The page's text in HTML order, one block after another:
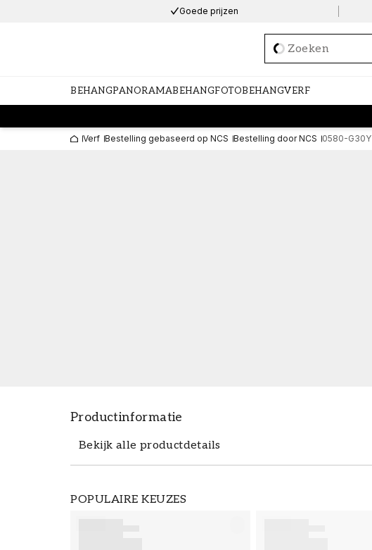
Goede prijzen
Loading…
BEHANGPANORAMABEHANGFOTOBEHANGVERF
Verf Bestelling gebaseerd op NCS Bestelling door NCS 0580-G30Y
Productinformatie
Bekijk alle productdetails
POPULAIRE KEUZES